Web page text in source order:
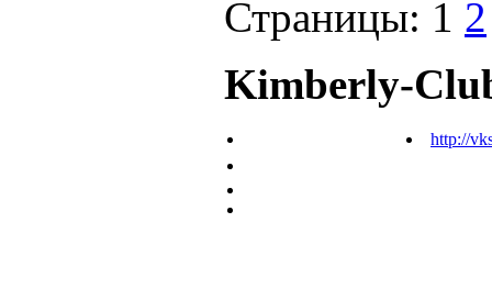
Страницы: 1 2
Kimberly-
http://